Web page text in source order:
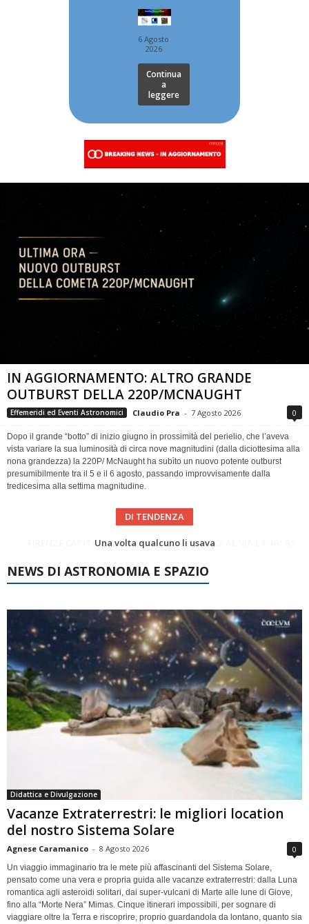
6 Agosto
2026
Continua
a
leggere
IN AGGIORNAMENTO: ALTRO GRANDE
OUTBURST DELLA 220P/MCNAUGHT
Effemeridi ed Eventi Astronomici Claudio Pra - 7 Agosto 2026 0
Dopo il grande “botto” di inizio giugno in prossimità del perielio, che l’aveva
vista variare la sua luminosità di circa nove magnitudini (dalla diciottesima alla
nona grandezza) la 220P/ McNaught ha subìto un nuovo potente outburst
presumibilmente tra il 5 e il 6 agosto, passando improvvisamente dalla
tredicesima alla settima magnitudine.
DI TENDENZA
Cielo del Mese di Agosto 2026
NEWS DI ASTRONOMIA E SPAZIO
Didattica e Divulgazione
Vacanze Extraterrestri: le migliori location
del nostro Sistema Solare
Agnese Caramanico - 8 Agosto 2026 0
Un viaggio immaginario tra le mete più affascinanti del Sistema Solare,
pensato come una vera e propria guida alle vacanze extraterrestri: dalla Luna
romantica agli asteroidi solitari, dai super-vulcani di Marte alle lune di Giove,
fino alla “Morte Nera” Mimas. Cinque itinerari impossibili, per sognare di
viaggiare oltre la Terra e riscoprire, proprio guardandola da lontano, quanto sia